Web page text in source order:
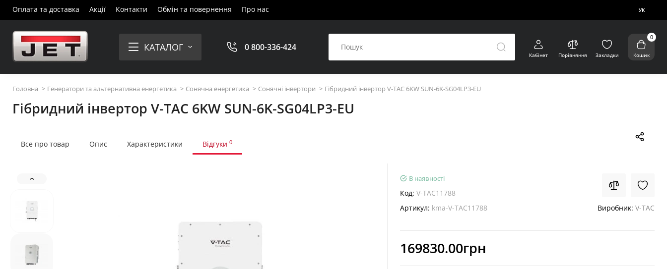
Оплата та доставка Акції Контакти Обмін та повернення Про нас УК
КАТАЛОГ 0 800-336-424
Кабінет Порівняння Закладки
0
Кошик
Головна Генератори та альтернативна енергетика Сонячна енергетика Сонячні інвертори Гібридний інвертор V-TAC 6KW SUN-6K-SG04LP3-EU
Гібридний інвертор V-TAC 6KW SUN-6K-SG04LP3-EU
Все про товар Опис Характеристики Відгуки 0
В наявності
Код: V-TAC11788
Артикул: kma-V-TAC11788 Виробник: V-TAC
169830.00грн